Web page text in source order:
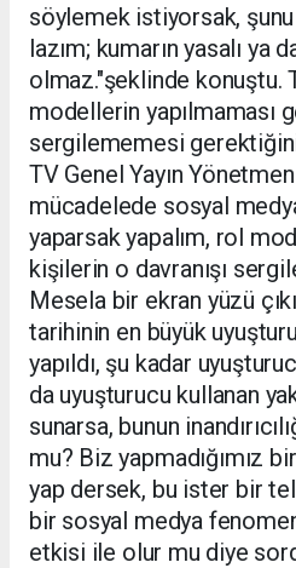
söylemek istiyorsak,
lazım; kumarın yasalı ya
olmaz."şeklinde konuştu.
modellerin yapılmaması
sergilememesi
TV Genel Yayın
mücadelede sosyal
yaparsak yapalım, rol
kişilerin o davranışı
Mesela bir ekran yüzü
tarihinin en büyük
yapıldı, şu kadar
da uyuşturucu kullanan
sunarsa, bunun
mu? Biz yapmadığımız
yap dersek, bu ister bir
bir sosyal medya
etkisi ile olur mu diye